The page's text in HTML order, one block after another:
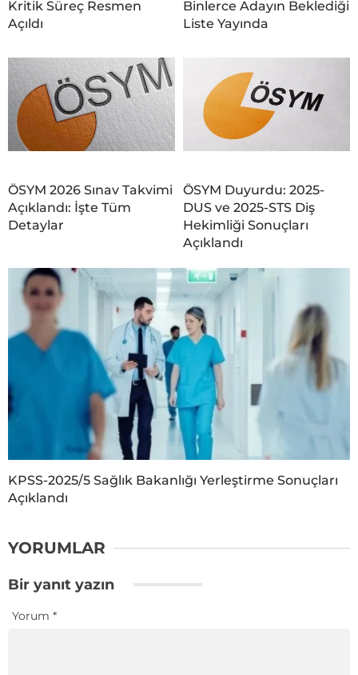
Kritik Süreç Resmen
Açıldı
Binlerce Adayın Beklediği
Liste Yayında
ÖSYM 2026 Sınav Takvimi
Açıklandı: İşte Tüm
Detaylar
ÖSYM Duyurdu: 2025-
DUS ve 2025-STS Diş
Hekimliği Sonuçları
Açıklandı
KPSS-2025/5 Sağlık Bakanlığı Yerleştirme Sonuçları
Açıklandı
YORUMLAR
Bir yanıt yazın
Yorum *